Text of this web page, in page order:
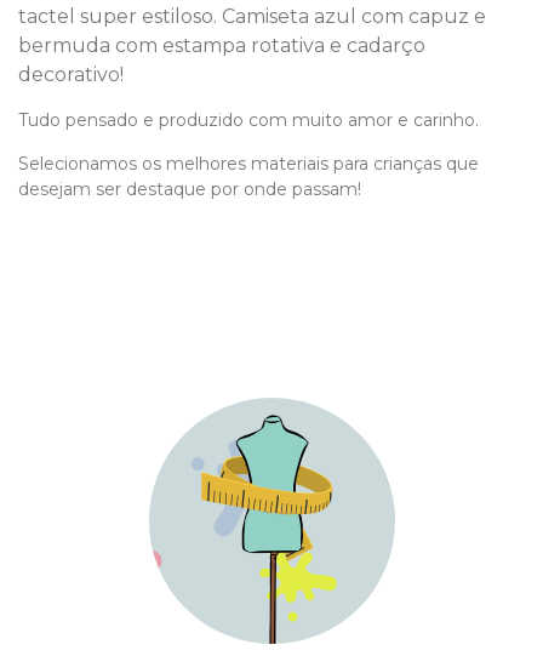
tactel super estiloso. Camiseta azul com capuz e
bermuda com estampa rotativa e cadarço
decorativo!
Tudo pensado e produzido com muito amor e carinho.
Selecionamos os melhores materiais para crianças que
desejam ser destaque por onde passam!